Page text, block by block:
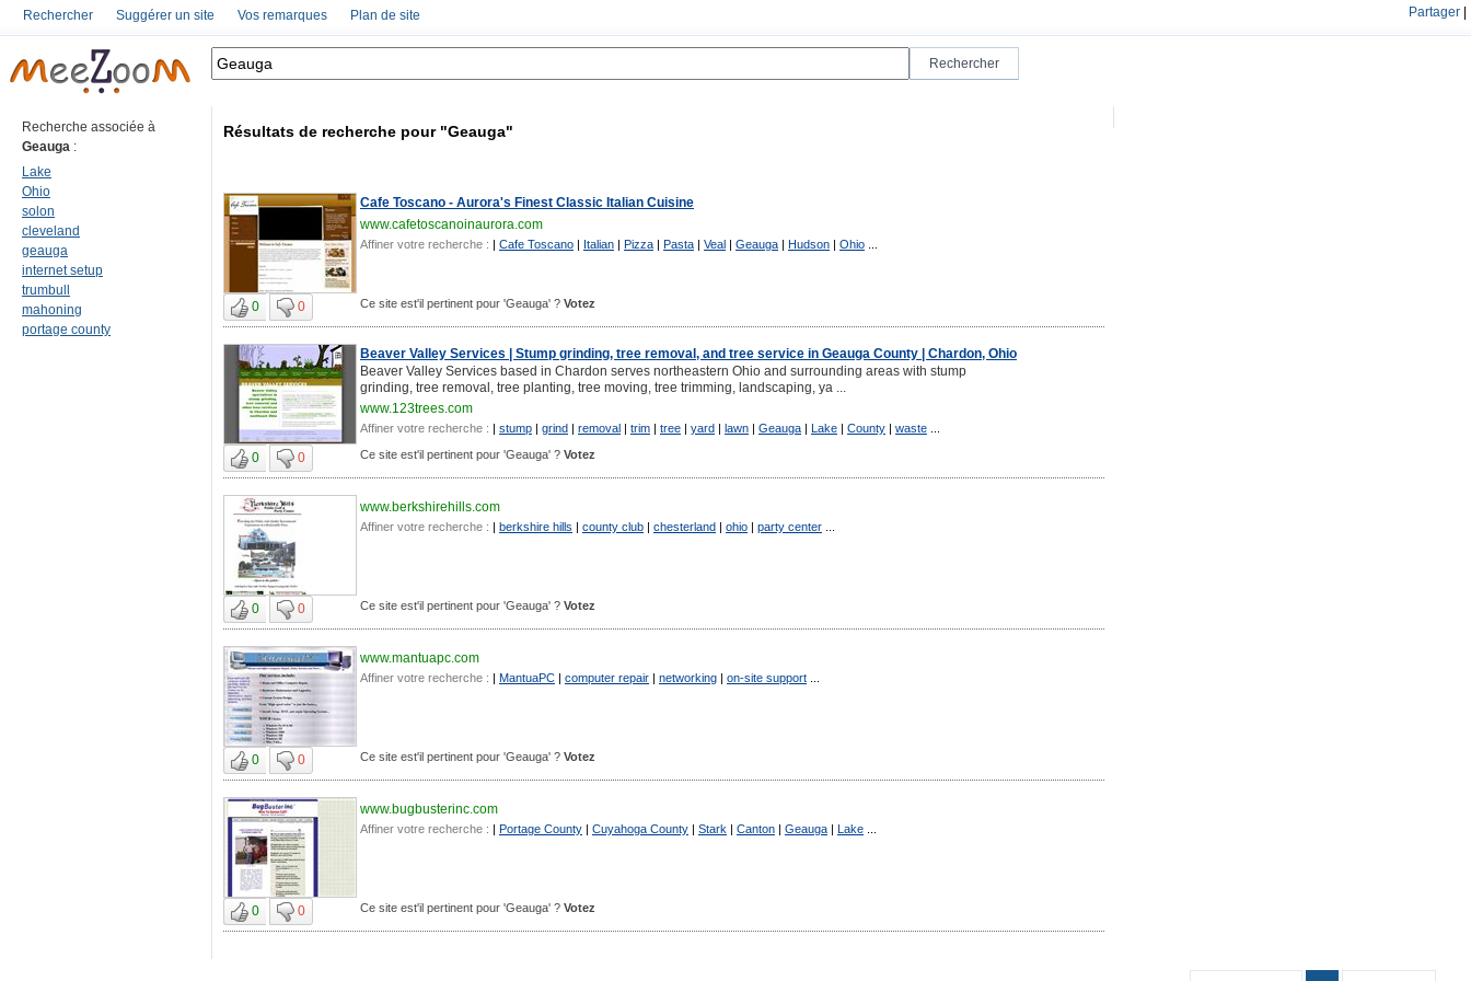
Rechercher Suggérer un site Vos remarques Plan de site Partager
Recherche associée à
Geauga :
Lake
Ohio
solon
cleveland
geauga
internet setup
trumbull
mahoning
portage county
Résultats de recherche pour "Geauga"
Cafe Toscano - Aurora's Finest Classic Italian Cuisine
www.cafetoscanoinaurora.com
Affiner votre recherche : | Cafe Toscano | Italian | Pizza | Pasta | Veal | Geauga | Hudson | Ohio
0 0 Ce site est'il pertinent pour 'Geauga' ? Votez
Beaver Valley Services | Stump grinding, tree removal, and tree service in Geauga County | Chardon, Ohio
Beaver Valley Services based in Chardon serves northeastern Ohio and surrounding areas with stump
grinding, tree removal, tree planting, tree moving, tree trimming, landscaping, ya ...
www.123trees.com
Affiner votre recherche : | stump | grind | removal | trim | tree | yard | lawn | Geauga | Lake | County | waste
0 0 Ce site est'il pertinent pour 'Geauga' ? Votez
www.berkshirehills.com
Affiner votre recherche : | berkshire hills | county club | chesterland | ohio | party center
0 0 Ce site est'il pertinent pour 'Geauga' ? Votez
www.mantuapc.com
Affiner votre recherche : | MantuaPC | computer repair | networking | on-site support
0 0 Ce site est'il pertinent pour 'Geauga' ? Votez
www.bugbusterinc.com
Affiner votre recherche : | Portage County | Cuyahoga County | Stark | Canton | Geauga | Lake
0 0 Ce site est'il pertinent pour 'Geauga' ? Votez